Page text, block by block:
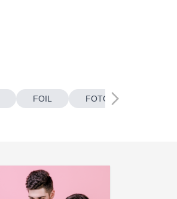
FOIL FOTOBOTONES